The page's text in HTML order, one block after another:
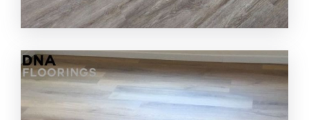
รับปูพื้น spc